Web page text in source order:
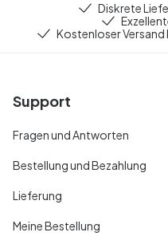
Diskrete
Kostenloser Versand
Support
Fragen und Antworten
Bestellung und Bezahlung
Lieferung
Meine Bestellung